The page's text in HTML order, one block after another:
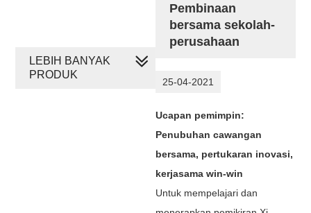
Pembinaan
bersama sekolah-
perusahaan
25-04-2021
Ucapan pemimpin:
Penubuhan cawangan
bersama, pertukaran inovasi,
kerjasama win-win
Untuk mempelajari dan
LEBIH BANYAK
PRODUK